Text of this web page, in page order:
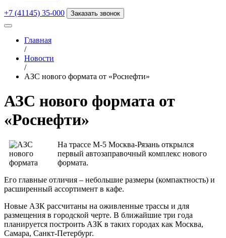
+7 (41145) 35-000 Заказать звонок
Главная
/
Новости
/
АЗС нового формата от «Роснефти»
АЗС нового формата от
«Роснефти»
На трассе М-5 Москва-Рязань открылся
первый автозаправочный комплекс нового
формата.
Его главные отличия – небольшие размеры (компактность) и
расширенный ассортимент в кафе.
Новые АЗК рассчитаны на оживленные трассы и для
размещения в городской черте. В ближайшие три года
планируется построить АЗК в таких городах как Москва,
Самара, Санкт-Петербург.